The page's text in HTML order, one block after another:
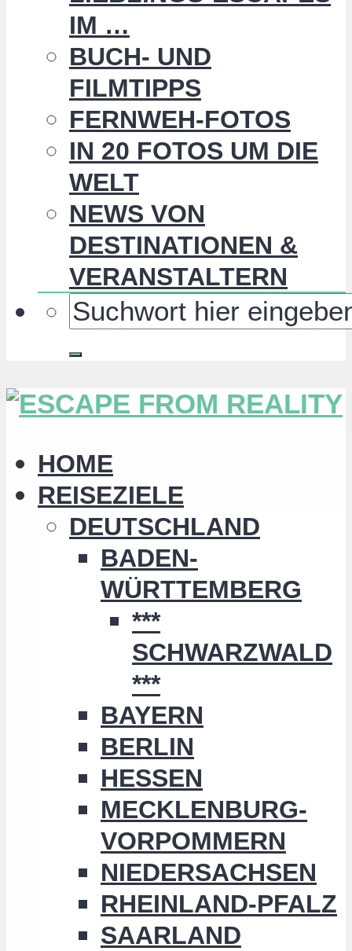
IM …
BUCH- UND
FILMTIPPS
FERNWEH-FOTOS
IN 20 FOTOS UM DIE
WELT
NEWS VON
DESTINATIONEN &
VERANSTALTERN
HOME
REISEZIELE
DEUTSCHLAND
BADEN-
WÜRTTEMBERG
***
SCHWARZWALD
***
BAYERN
BERLIN
HESSEN
MECKLENBURG-
VORPOMMERN
NIEDERSACHSEN
RHEINLAND-PFALZ
SAARLAND